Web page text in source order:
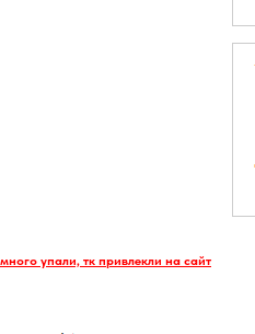
упали, тк привлекли на сайт